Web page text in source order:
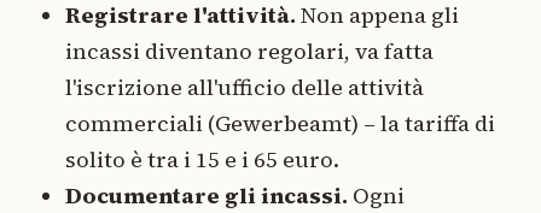
Registrare l'attività. Non appena gli
incassi diventano regolari, va fatta
l'iscrizione all'ufficio delle attività
commerciali (Gewerbeamt) – la tariffa di
solito è tra i 15 e i 65 euro.
Documentare gli incassi. Ogni